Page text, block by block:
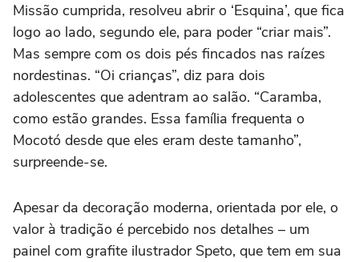
Missão cumprida, resolveu abrir o ‘Esquina’, que fica
logo ao lado, segundo ele, para poder “criar mais”.
Mas sempre com os dois pés fincados nas raízes
nordestinas. “Oi crianças”, diz para dois
adolescentes que adentram ao salão. “Caramba,
como estão grandes. Essa família frequenta o
Mocotó desde que eles eram deste tamanho”,
surpreende-se.
Apesar da decoração moderna, orientada por ele, o
valor à tradição é percebido nos detalhes – um
painel com grafite ilustrador Speto, que tem em sua